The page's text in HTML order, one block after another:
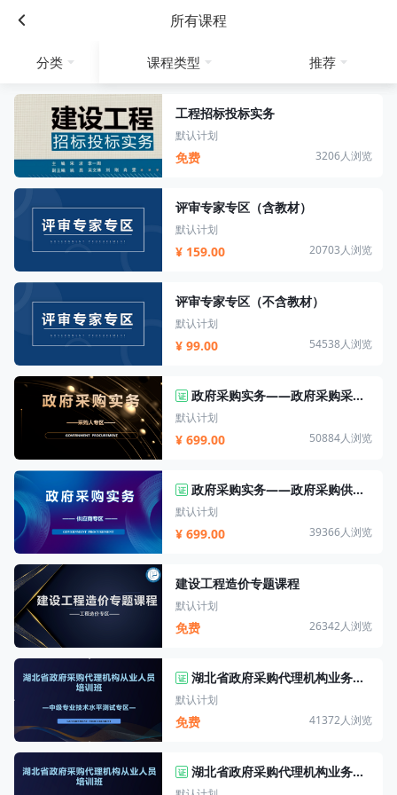
所有课程
分类 课程类型 推荐
工程招标投标实务
默认计划
免费 3206人浏览
评审专家专区（含教材）
默认计划
¥ 159.00 20703人浏览
评审专家专区（不含教材）
默认计划
¥ 99.00 54538人浏览
证 政府采购实务——政府采购采购人专区
默认计划
¥ 699.00 50884人浏览
证 政府采购实务——政府采购供应商专区
默认计划
¥ 699.00 39366人浏览
建设工程造价专题课程
默认计划
免费 26342人浏览
证 湖北省政府采购代理机构业务培训班——中级专业技术水平测试专区
默认计划
免费 41372人浏览
证 湖北省政府采购代理机构业务培训班——初级专业技术水平测试专区